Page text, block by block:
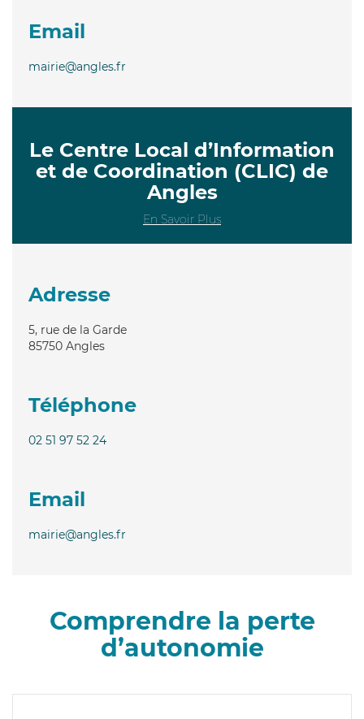
Email
mairie@angles.fr
Le Centre Local d’Information
et de Coordination (CLIC) de
Angles
En Savoir Plus
Adresse
5, rue de la Garde
85750 Angles
Téléphone
02 51 97 52 24
Email
mairie@angles.fr
Comprendre la perte
d’autonomie